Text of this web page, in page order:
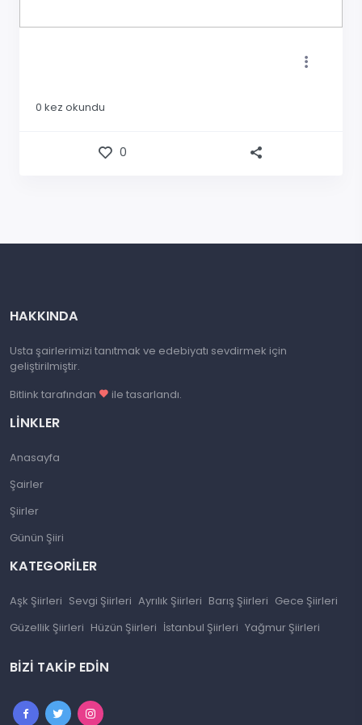
0 kez okundu
0
HAKKINDA
Usta şairlerimizi tanıtmak ve edebiyatı sevdirmek için
geliştirilmiştir.
Bitlink tarafından
ile tasarlandı.
LINKLER
Anasayfa
Şairler
Şiirler
Günün Şiiri
KATEGORILER
Aşk Şiirleri Sevgi Şiirleri Ayrılık Şiirleri Barış Şiirleri Gece Şiirleri
Güzellik Şiirleri Hüzün Şiirleri İstanbul Şiirleri Yağmur Şiirleri
BIZI TAKIP EDIN